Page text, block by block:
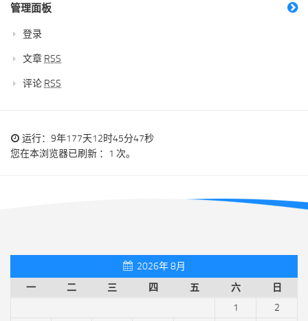
管理面板
登录
文章 RSS
评论 RSS
运行：9年177天12时45分47秒
您在本浏览器已刷新 ：1 次。
2026年 8月
一
二 三 四 五 六 日
1
2